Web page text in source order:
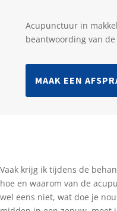
Acupunctuur in
beantwoording van
MAAK EEN
Vaak krijg ik tijdens de
hoe en waarom van de
wel eens niet, wat doe je